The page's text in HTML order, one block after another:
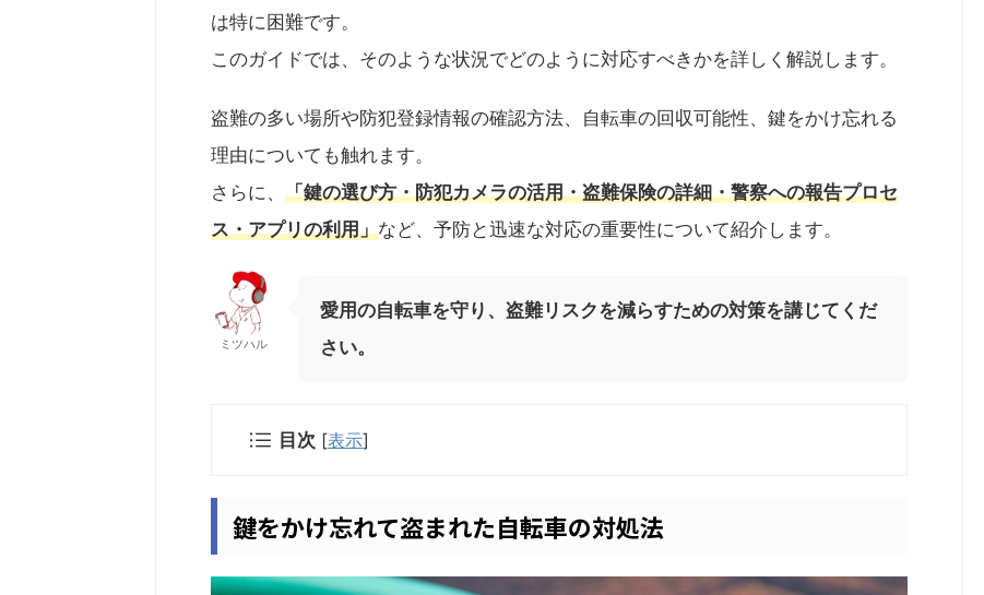
は特に困難です。
このガイドでは、そのような状況でどのように対応すべきかを詳しく解説します。
盗難の多い場所や防犯登録情報の確認方法、自転車の回収可能性、鍵をかけ忘れる
理由についても触れます。
さらに、 「鍵の選び方・防犯カメラの活用・盗難保険の詳細・警察への報告プロセ
ス・アプリの利用」など、予防と迅速な対応の重要性について紹介します。
ミツハル
愛用の自転車を守り、盗難リスクを減らすための対策を講じてくだ
さい。
目次 [表示]
鍵をかけ忘れて盗まれた自転車の対処法